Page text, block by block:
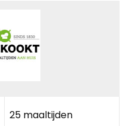
25 maaltijden